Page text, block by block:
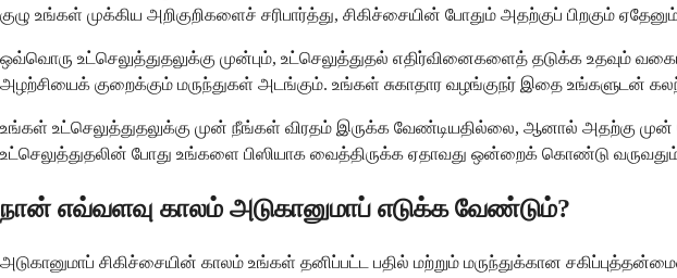
குழு உங்கள் முக்கிய அறிகுறிகளைச் சரிபார்த்து, சிகிச்சையின் போதும் அதற்குப் பிறகும்
ஒவ்வொரு உட்செலுத்துதலுக்கு முன்பும், உட்செலுத்துதல் எதிர்வினைகளைத் தடுக்க உதவும்
அழற்சியைக் குறைக்கும் மருந்துகள் அடங்கும். உங்கள் சுகாதார வழங்குநர் இதை உங்களுடன்
உங்கள் உட்செலுத்துதலுக்கு முன் நீங்கள் விரதம் இருக்க வேண்டியதில்லை, ஆனால் அதற்கு
உட்செலுத்துதலின் போது உங்களை பிஸியாக வைத்திருக்க ஏதாவது ஒன்றைக் கொண்டு
நான் எவ்வளவு காலம் அடுகானுமாப் எடுக்க வேண்டும்?
அடுகானுமாப் சிகிச்சையின் காலம் உங்கள் தனிப்பட்ட பதில் மற்றும் மருந்துக்கான